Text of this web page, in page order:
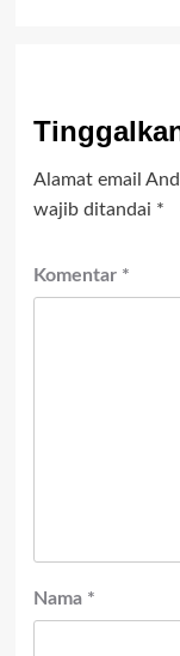
Alamat email
wajib ditandai *
Komentar *
Nama *